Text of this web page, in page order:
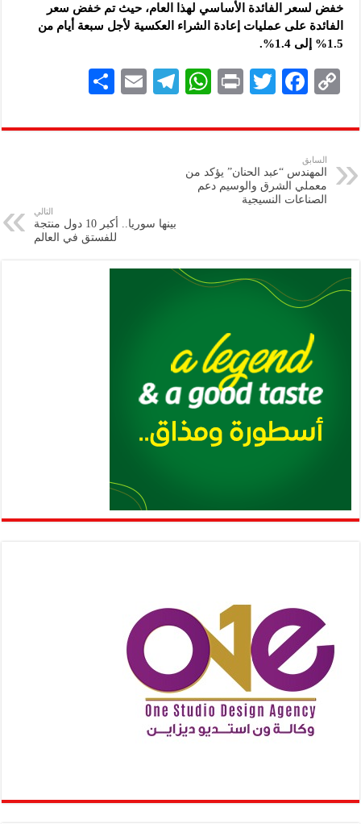
خفض لسعر الفائدة الأساسي لهذا العام، حيث تم خفض سعر
الفائدة على عمليات إعادة الشراء العكسية لأجل سبعة أيام من
1.5% إلى 1.4%.
C
p
y
Li
n
F
eb
k
T
tt
P
nt
W
at
p
Te
gr
E
ai
ar
السابق
المهندس “عبد الحنان” يؤكد من
معملي الشرق والوسيم دعم
الصناعات النسيجية
التالي
بينها سوريا.. أكبر 10 دول منتجة
للفستق في العالم